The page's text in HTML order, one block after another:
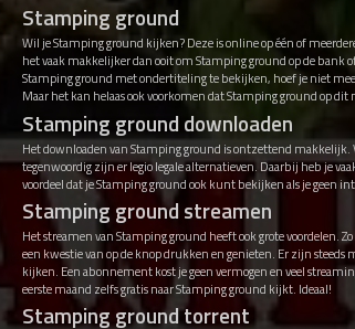
Stamping ground
Wil je Stamping ground kijken? Deze is online op één of
het vaak makkelijker dan ooit om Stamping ground op de bank
Stamping ground met ondertiteling te bekijken, hoef je niet
Maar het kan helaas ook voorkomen dat Stamping ground op
Stamping ground downloaden
Het downloaden van Stamping ground is ontzettend makkelijk.
tegenwoordig zijn er legio legale alternatieven. Daarbij heb je
voordeel dat je Stamping ground ook kunt bekijken als je geen
Stamping ground streamen
Het streamen van Stamping ground heeft ook grote voordelen.
een kwestie van op de knop drukken en genieten. Er zijn
kijken. Een abonnement kost je geen vermogen en veel
eerste maand zelfs gratis naar Stamping ground kijkt. Ideaal!
Stamping ground torrent